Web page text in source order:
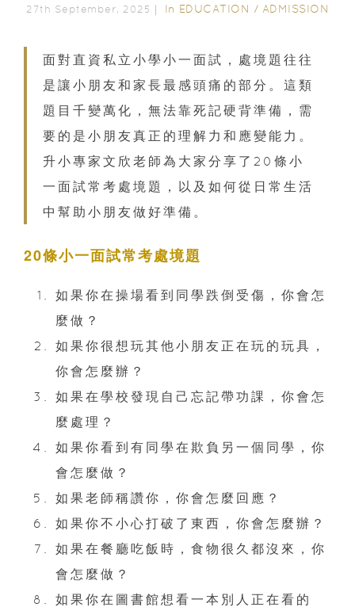
27th September, 2025｜ In EDUCATION / ADMISSION
面對直資私立小學小一面試，處境題往往
是讓小朋友和家長最感頭痛的部分。這類
題目千變萬化，無法靠死記硬背準備，需
要的是小朋友真正的理解力和應變能力。
升小專家文欣老師為大家分享了20條小
一面試常考處境題，以及如何從日常生活
中幫助小朋友做好準備。
20條小一面試常考處境題
如果你在操場看到同學跌倒受傷，你會怎
麼做？
如果你很想玩其他小朋友正在玩的玩具，
你會怎麼辦？
如果在學校發現自己忘記帶功課，你會怎
麼處理？
如果你看到有同學在欺負另一個同學，你
會怎麼做？
如果老師稱讚你，你會怎麼回應？
如果你不小心打破了東西，你會怎麼辦？
如果在餐廳吃飯時，食物很久都沒來，你
會怎麼做？
如果你在圖書館想看一本別人正在看的